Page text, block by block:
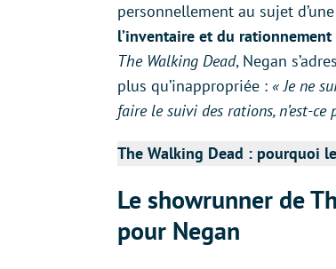
personnellement au sujet
l’inventaire et du rationnement
The Walking Dead, Negan
plus qu’inappropriée : « Je ne
faire le suivi des rations, n’est-ce
The Walking Dead : pourquoi
Le showrunner de
pour Negan